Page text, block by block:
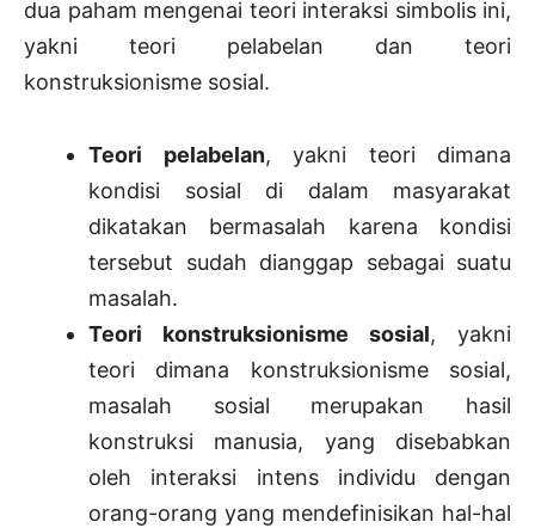
dua paham mengenai teori interaksi simbolis ini,
yakni teori pelabelan dan teori
konstruksionisme sosial.
Teori pelabelan, yakni teori dimana
kondisi sosial di dalam masyarakat
dikatakan bermasalah karena kondisi
tersebut sudah dianggap sebagai suatu
masalah.
Teori konstruksionisme sosial, yakni
teori dimana konstruksionisme sosial,
masalah sosial merupakan hasil
konstruksi manusia, yang disebabkan
oleh interaksi intens individu dengan
orang-orang yang mendefinisikan hal-hal